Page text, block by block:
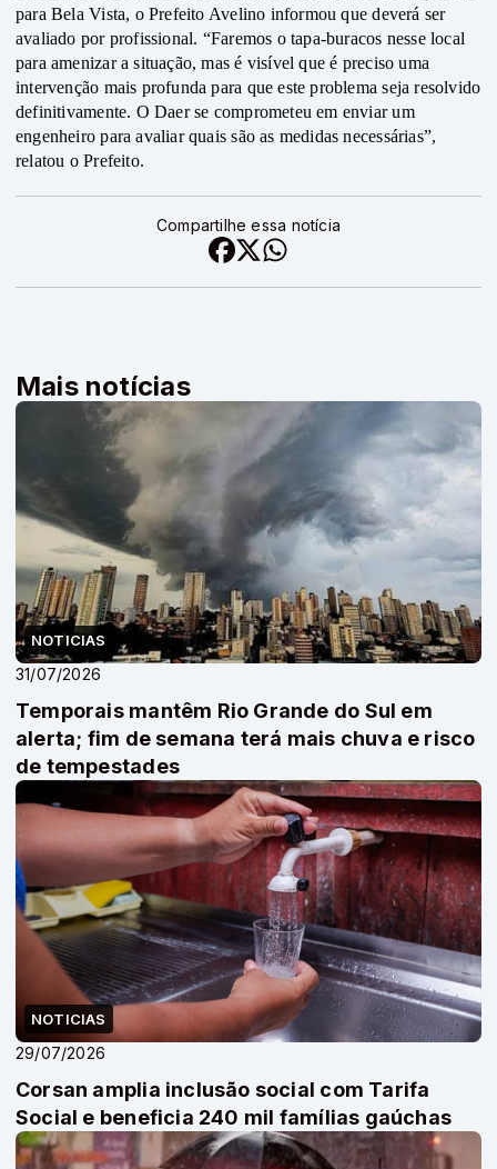
para Bela Vista, o Prefeito Avelino informou que deverá ser
avaliado por profissional. “Faremos o tapa-buracos nesse local
para amenizar a situação, mas é visível que é preciso uma
intervenção mais profunda para que este problema seja resolvido
definitivamente. O Daer se comprometeu em enviar um
engenheiro para avaliar quais são as medidas necessárias”,
relatou o Prefeito.
Compartilhe essa notícia
Mais notícias
NOTICIAS
31/07/2026
Temporais mantêm Rio Grande do Sul em
alerta; fim de semana terá mais chuva e risco
de tempestades
NOTICIAS
29/07/2026
Corsan amplia inclusão social com Tarifa
Social e beneficia 240 mil famílias gaúchas